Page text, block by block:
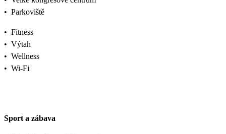
• Parkoviště
• Fitness
• Výtah
• Wellness
• Wi-Fi
Sport a zábava